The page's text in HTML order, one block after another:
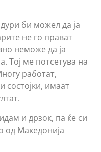
би можел да ја
не го прават
неможе да ја
Тој ме потсетува на
работат,
состојки, имаат
и дрзок, па ќе си
од Македонија